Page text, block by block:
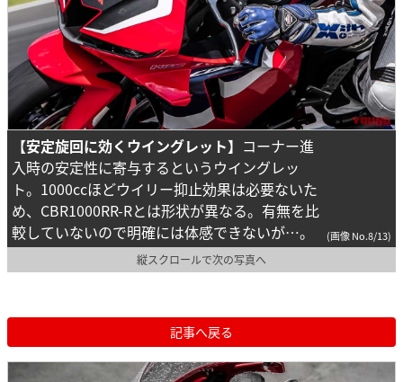
【安定旋回に効くウイングレット】 コーナー進
入時の安定性に寄与するというウイングレッ
ト。1000ccほどウイリー抑止効果は必要ないた
め、CBR1000RR-Rとは形状が異なる。有無を比
較していないので明確には体感できないが…。
(画像 No.8/13)
縦スクロールで次の写真へ
記事へ戻る